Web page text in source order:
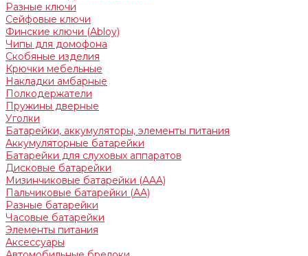
Разные ключи
Сейфовые ключи
Финские ключи (Abloy)
Чипы для домофона
Скобяные изделия
Крючки мебельные
Накладки амбарные
Полкодержатели
Пружины дверные
Уголки
Батарейки, аккумуляторы, элементы питания
Аккумуляторные батарейки
Батарейки для слуховых аппаратов
Дисковые батарейки
Мизинчиковые батарейки (AAA)
Пальчиковые батарейки (AA)
Разные батарейки
Часовые батарейки
Элементы питания
Аксессуары